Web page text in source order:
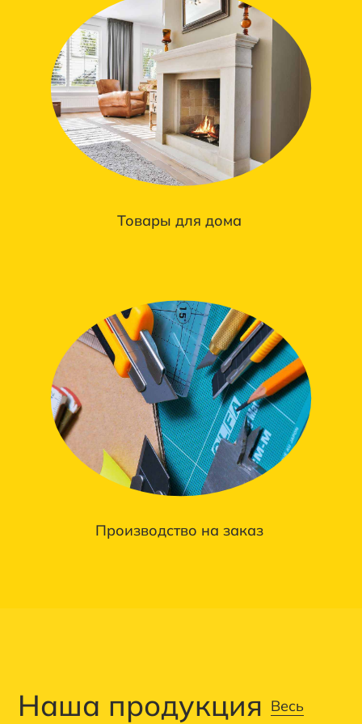
Товары для дома
Производство на заказ
Наша продукция Весь